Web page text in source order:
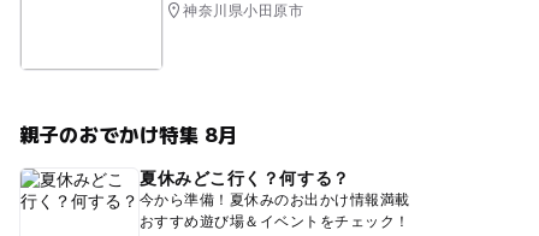
神奈川県小田原市
親子のおでかけ特集 8月
夏休みどこ行く？何する？
今から準備！夏休みのお出かけ情報満載
おすすめ遊び場＆イベントをチェック！